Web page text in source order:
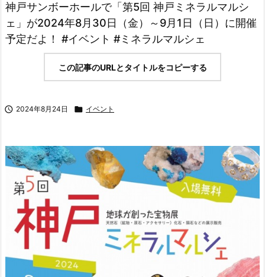
神戸サンボーホールで「第5回 神戸ミネラルマルシ
ェ」が2024年8月30日（金）～9月1日（日）に開催
予定だよ！ #イベント #ミネラルマルシェ
この記事のURLとタイトルをコピーする
 2024年8月24日  イベント